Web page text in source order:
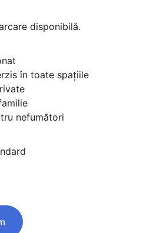
disponibilă.
în toate spaţiile
nefumători